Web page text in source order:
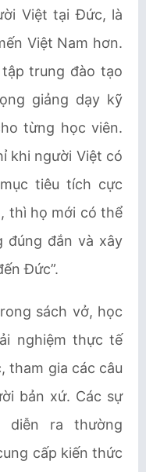
Việt tại Đức, là
Việt Nam hơn.
trung đào tạo
giảng dạy kỹ
từng học viên.
khi người Việt có
tiêu tích cực
thì họ mới có thể
đúng đắn và xây
Đức”.
sách vở, học
nghiệm thực tế
tham gia các câu
bản xứ. Các sự
diễn ra thường
cấp kiến thức